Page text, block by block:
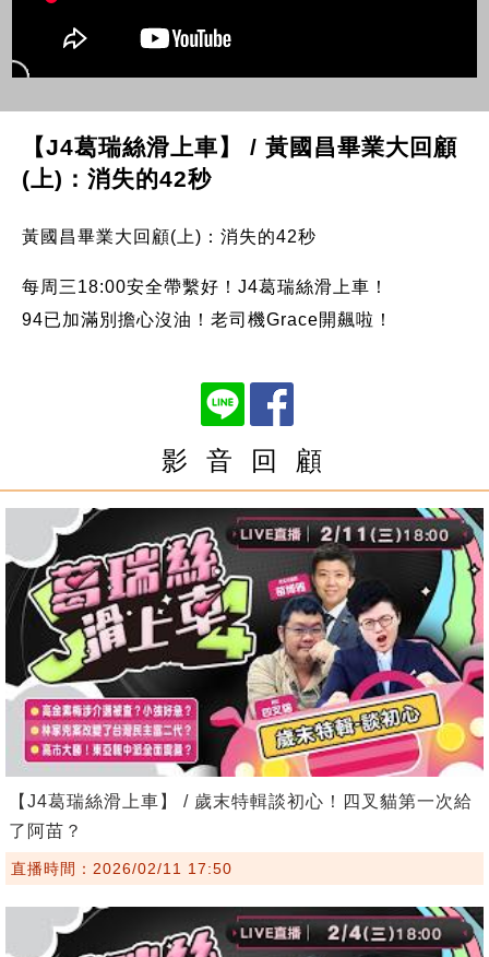
【J4葛瑞絲滑上車】 / 黃國昌畢業大回顧
(上)：消失的42秒
黃國昌畢業大回顧(上)：消失的42秒
每周三18:00安全帶繫好！J4葛瑞絲滑上車！
94已加滿別擔心沒油！老司機Grace開飆啦！
影 音 回 顧
【J4葛瑞絲滑上車】 / 歲末特輯談初心！四叉貓第一次給
了阿苗？
直播時間：2026/02/11 17:50